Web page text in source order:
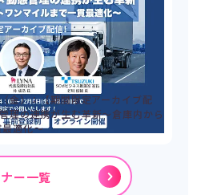
金）：【期間限定アーカイブ配
理の連携が生む革新～倉庫内から
最適化～
ー一覧